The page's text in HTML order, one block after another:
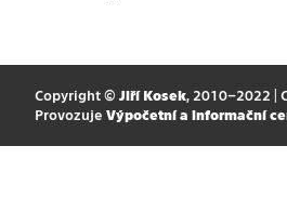
Copyright © Jiří Kosek, 2010–2022 |
Provozuje Výpočetní a informační